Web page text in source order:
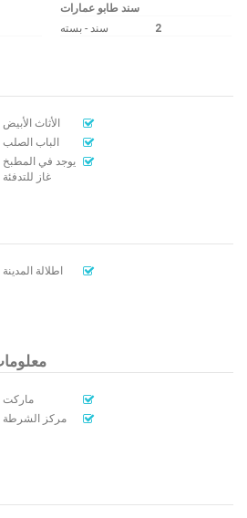
سند طابو عمارات
سند - بسته 2
الأثاث الأبيض
الباب الصلب
يوجد في المطبخ
غاز للتدفئة
اطلالة المدينة
ماركت
مركز الشرطة